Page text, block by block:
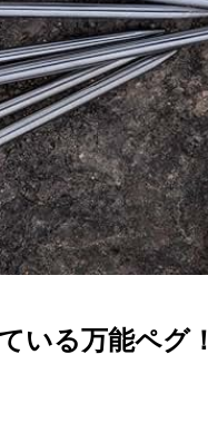
いる万能ペグ！